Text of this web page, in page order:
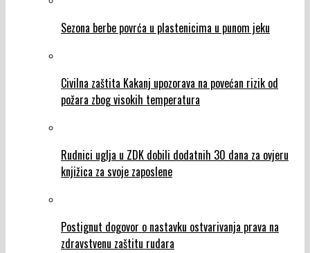
Sezona berbe povrća u plastenicima u punom jeku
Civilna zaštita Kakanj upozorava na povećan rizik od
požara zbog visokih temperatura
Rudnici uglja u ZDK dobili dodatnih 30 dana za ovjeru
knjižica za svoje zaposlene
Postignut dogovor o nastavku ostvarivanja prava na
zdravstvenu zaštitu rudara